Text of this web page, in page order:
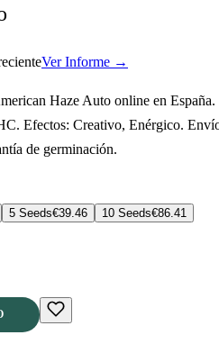
Ver Informe →
Haze Auto online en España.
Efectos: Creativo, Enérgico.
de germinación.
5 Seeds€39.46 10 Seeds€86.41